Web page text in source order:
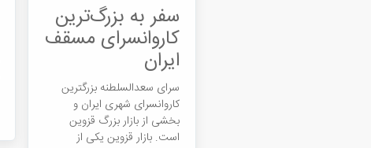
سفر به بزرگ‌ترین
کاروانسرای مسقف
ایران
سرای سعدالسلطنه بزرگترین
کاروانسرای شهری ایران و
بخشی از بازار بزرگ قزوین
است. بازار قزوین یکی از